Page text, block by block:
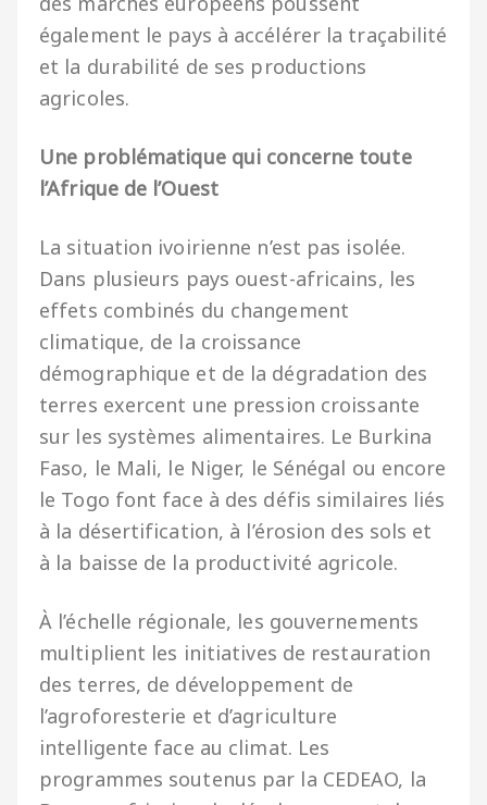
également le pays à accélérer la traçabilité
et la durabilité de ses productions
agricoles.
Une problématique qui concerne toute
l’Afrique de l’Ouest
La situation ivoirienne n’est pas isolée.
Dans plusieurs pays ouest-africains, les
effets combinés du changement
climatique, de la croissance
démographique et de la dégradation des
terres exercent une pression croissante
sur les systèmes alimentaires. Le Burkina
Faso, le Mali, le Niger, le Sénégal ou encore
le Togo font face à des défis similaires liés
à la désertification, à l’érosion des sols et
à la baisse de la productivité agricole.
À l’échelle régionale, les gouvernements
multiplient les initiatives de restauration
des terres, de développement de
l’agroforesterie et d’agriculture
intelligente face au climat. Les
programmes soutenus par la CEDEAO, la